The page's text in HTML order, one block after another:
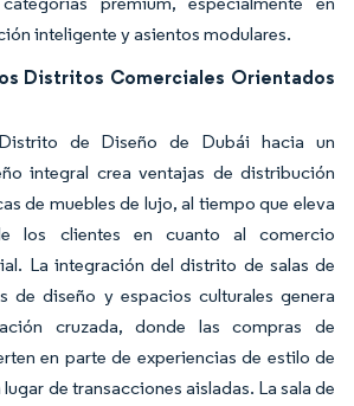
inteligente y asientos modulares.
Distritos Comerciales Orientados
de Diseño de Dubái hacia un
integral crea ventajas de distribución
de muebles de lujo, al tiempo que eleva
los clientes en cuanto al comercio
La integración del distrito de salas de
de diseño y espacios culturales genera
cruzada, donde las compras de
en parte de experiencias de estilo de
de transacciones aisladas. La sala de